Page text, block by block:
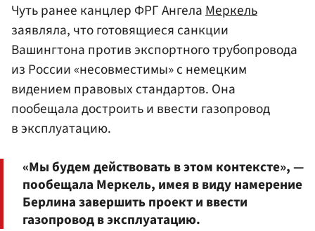
Чуть ранее канцлер ФРГ АнгелаМеркель
заявляла, что готовящиеся санкции
Вашингтона против экспортного трубопровода
из России «несовместимы» с немецким
видением правовых стандартов. Она
пообещала достроить и ввести газопровод
в эксплуатацию.
«Мы будем действовать в этом контексте», —
пообещала Меркель, имея в виду намерение
Берлина завершить проект и ввести
газопровод в эксплуатацию.